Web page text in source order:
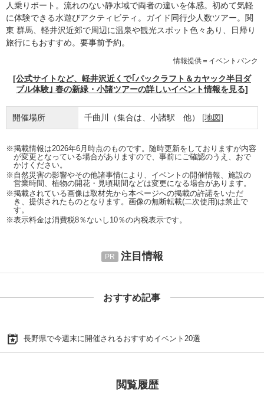
人乗りボート。流れのない静水域で両者の違いを体感。初めて気軽
に体験できる水遊びアクティビティ。ガイド同行少人数ツアー。関
東 群馬、軽井沢近郊で周辺に温泉や観光スポット色々あり、日帰り
旅行にもおすすめ。要事前予約。
情報提供＝イベントバンク
[公式サイトなど、軽井沢近くで｢パックラフト＆カヤック半日ダ
ブル体験｣ 春の新緑・小諸ツアーの詳しいイベント情報を見る]
開催場所 千曲川（集合は、小諸駅 他） [地図]
※掲載情報は2026年6月時点のものです。随時更新をしておりますが内容
が変更となっている場合がありますので、事前にご確認のうえ、おで
かけください。
※自然災害の影響やその他諸事情により、イベントの開催情報、施設の
営業時間、植物の開花・見頃期間などは変更になる場合があります。
※掲載されている画像は取材先から本ページへの掲載の許諾をいただ
き、提供されたものとなります。画像の無断転載(二次使用)は禁止で
す。
※表示料金は消費税8％ないし10％の内税表示です。
注目情報
おすすめ記事
長野県で今週末に開催されるおすすめイベント20選
閲覧履歴